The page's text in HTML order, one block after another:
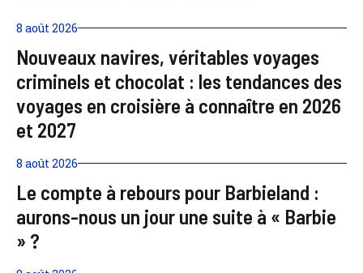
8 août 2026
Nouveaux navires, véritables voyages
criminels et chocolat : les tendances des
voyages en croisière à connaître en 2026
et 2027
8 août 2026
Le compte à rebours pour Barbieland :
aurons-nous un jour une suite à « Barbie
» ?